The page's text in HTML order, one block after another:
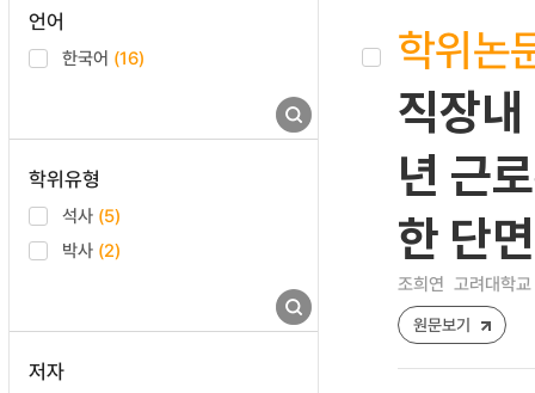
언어
한국어 (16)
학위유형
석사 (5)
박사 (2)
저자
학위논
직장
년 근
한 단
조희연 고려대학
원문보기